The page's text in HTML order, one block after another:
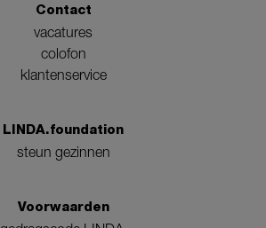
Contact
vacatures
colofon
klantenservice
LINDA.foundation
steun gezinnen
Voorwaarden